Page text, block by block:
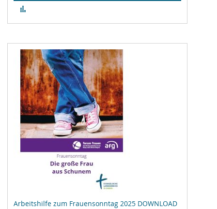
hinzufügen
Arbeitshilfe zum Frauensonntag 2025 DOWNLOAD